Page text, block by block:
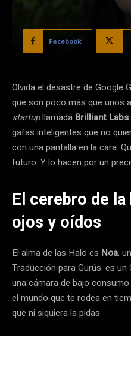
Facebook
Olvida el desastre de Google
que son poco más que unos
startupllamada Brilliant Labs
gafas inteligentes que no
con una pantalla en la cara.
futuro. Y lo hacen por un
El cerebro de
ojos y oídos
El alma de las Halo es Noa,
Traducción para Gurús: es
una cámara de bajo
el mundo que te rodea en
que ni siquiera la pidas.